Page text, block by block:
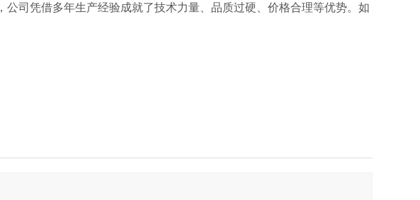
，公司凭借多年生产经验成就了技术力量、品质过硬、价格合理等优势。如